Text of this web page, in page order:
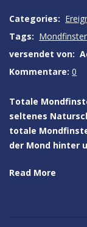
Categories:
Tags:
versendet von:
Kommentare: 0
Totale
seltenes
totale
der Mond hinter
Read More